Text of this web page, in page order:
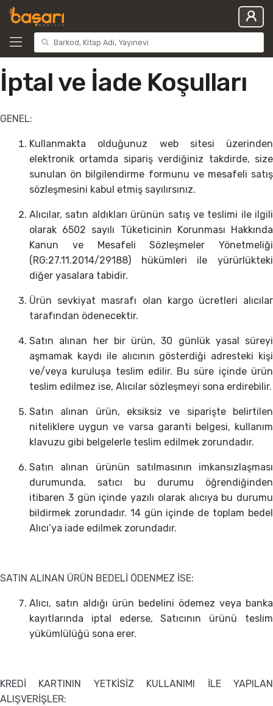
İptal ve İade Koşulları
GENEL:
Kullanmakta olduğunuz web sitesi üzerinden
elektronik ortamda sipariş verdiğiniz takdirde, size
sunulan ön bilgilendirme formunu ve mesafeli satış
sözleşmesini kabul etmiş sayılırsınız.
Alıcılar, satın aldıkları ürünün satış ve teslimi ile ilgili
olarak 6502 sayılı Tüketicinin Korunması Hakkında
Kanun ve Mesafeli Sözleşmeler Yönetmeliği
(RG:27.11.2014/29188) hükümleri ile yürürlükteki
diğer yasalara tabidir.
Ürün sevkiyat masrafı olan kargo ücretleri alıcılar
tarafından ödenecektir.
Satın alınan her bir ürün, 30 günlük yasal süreyi
aşmamak kaydı ile alıcının gösterdiği adresteki kişi
ve/veya kuruluşa teslim edilir. Bu süre içinde ürün
teslim edilmez ise, Alıcılar sözleşmeyi sona erdirebilir.
Satın alınan ürün, eksiksiz ve siparişte belirtilen
niteliklere uygun ve varsa garanti belgesi, kullanım
klavuzu gibi belgelerle teslim edilmek zorundadır.
Satın alınan ürünün satılmasının imkansızlaşması
durumunda, satıcı bu durumu öğrendiğinden
itibaren 3 gün içinde yazılı olarak alıcıya bu durumu
bildirmek zorundadır. 14 gün içinde de toplam bedel
Alıcı’ya iade edilmek zorundadır.
SATIN ALINAN ÜRÜN BEDELİ ÖDENMEZ İSE:
Alıcı, satın aldığı ürün bedelini ödemez veya banka
kayıtlarında iptal ederse, Satıcının ürünü teslim
yükümlülüğü sona erer.
KREDİ KARTININ YETKİSİZ KULLANIMI İLE YAPILAN
ALIŞVERİŞLER: